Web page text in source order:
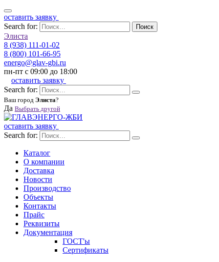
оставить заявку
Search for:
Поиск
Элиста
8 (938) 111-01-02
8 (800) 101-66-95
energo@glav-gbi.ru
пн-пт с 09:00 до 18:00
оставить заявку
Search for:
Ваш город Элиста?
Да Выбрать другой
оставить заявку
Search for:
Каталог
О компании
Доставка
Новости
Производство
Объекты
Контакты
Прайс
Реквизиты
Документация
ГОСТ'ы
Сертификаты